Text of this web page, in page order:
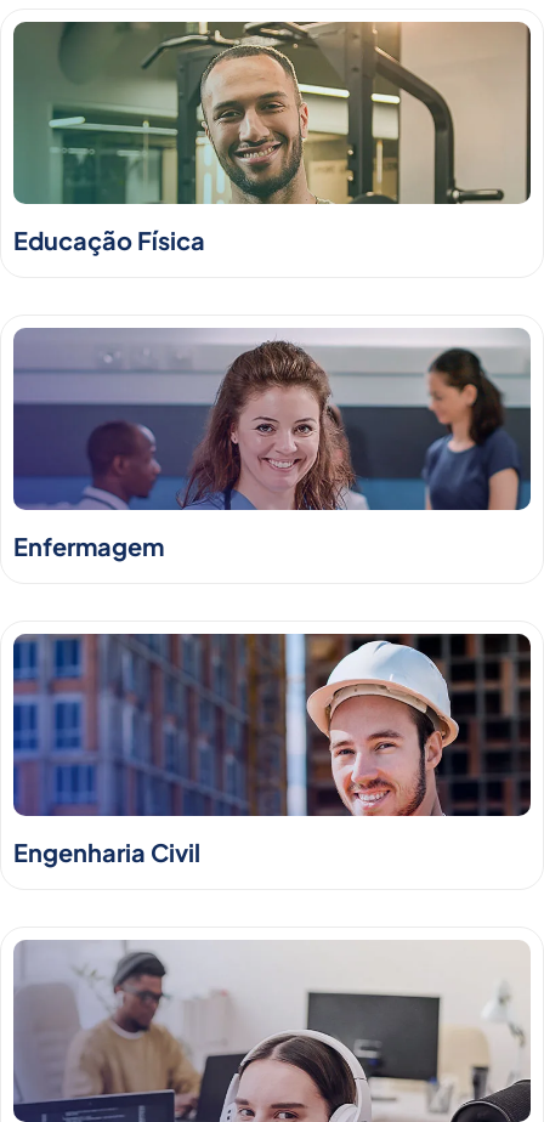
Educação Física
Enfermagem
Engenharia Civil